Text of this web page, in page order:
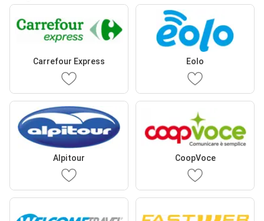
Carrefour Express Eolo
Alpitour CoopVoce